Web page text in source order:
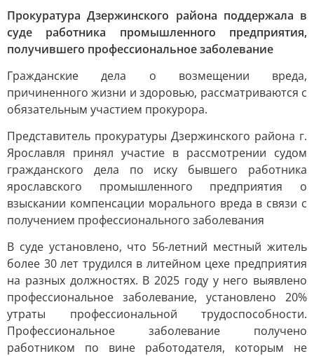
Прокуратура Дзержинского района поддержала в
суде работника промышленного предприятия,
получившего профессиональное заболевание
Гражданские дела о возмещении вреда,
причиненного жизни и здоровью, рассматриваются с
обязательным участием прокурора.
Представитель прокуратуры Дзержинского района г.
Ярославля принял участие в рассмотрении судом
гражданского дела по иску бывшего работника
ярославского промышленного предприятия о
взыскании компенсации морального вреда в связи с
получением профессионального заболевания
В суде установлено, что 56-летний местный житель
более 30 лет трудился в литейном цехе предприятия
на разных должностях. В 2025 году у него выявлено
профессиональное заболевание, установлено 20%
утраты профессиональной трудоспособности.
Профессиональное заболевание получено
работником по вине работодателя, которым не